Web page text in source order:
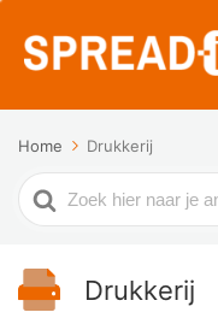
Home Drukkerij
Zoek
naar
Drukkerij